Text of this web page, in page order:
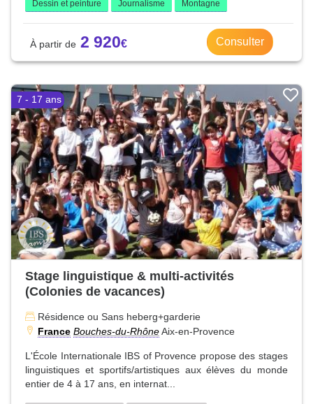
Dessin et peinture Journalisme Montagne
2 920 Consulter
7 - 17 ans
Stage linguistique & multi-activités
(Colonies de vacances)
Résidence ou Sans heberg+garderie
France Bouches-du-RhôneAix-en-Provence
L'École Internationale IBS of Provence propose des stages
linguistiques et sportifs/artistiques aux élèves du monde
entier de 4 à 17 ans, en internat...